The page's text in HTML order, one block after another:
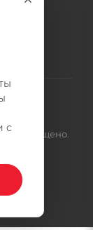
запрещено.
с